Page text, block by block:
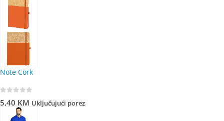
Note Cork
5,40 KM Uključujući porez